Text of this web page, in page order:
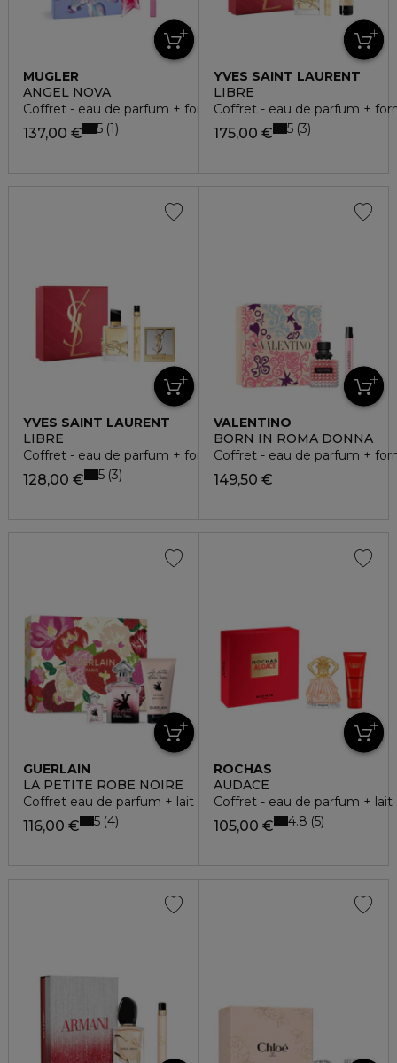
MUGLER
ANGEL NOVA
Coffret - eau de parfum + format voyage
137,00 € 5 1
YVES SAINT LAURENT
LIBRE
Coffret - eau de parfum +
175,00 € 5 3
YVES SAINT LAURENT
LIBRE
Coffret - eau de parfum + format voyage + miroir
128,00 € 5 3
VALENTINO
BORN IN ROMA DONNA
Coffret - eau de parfum +
149,50 €
GUERLAIN
LA PETITE ROBE NOIRE
Coffret eau de parfum + lait pour le corps + miniature
116,00 € 5 4
ROCHAS
AUDACE
Coffret - eau de parfum + lait
105,00 € 4.8 5